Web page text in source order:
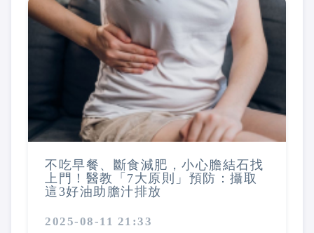
不吃早餐、斷食減肥，小心膽結石找
上門！醫教「7大原則」預防：攝取
這3好油助膽汁排放
2025-08-11 21:33